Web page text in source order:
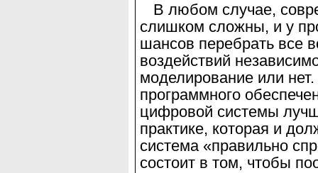
В любом случае,
слишком сложны, и у
шансов перебрать все
воздействий
моделирование или
программного
цифровой системы
практике, которая и
система «правильно
состоит в том, чтобы